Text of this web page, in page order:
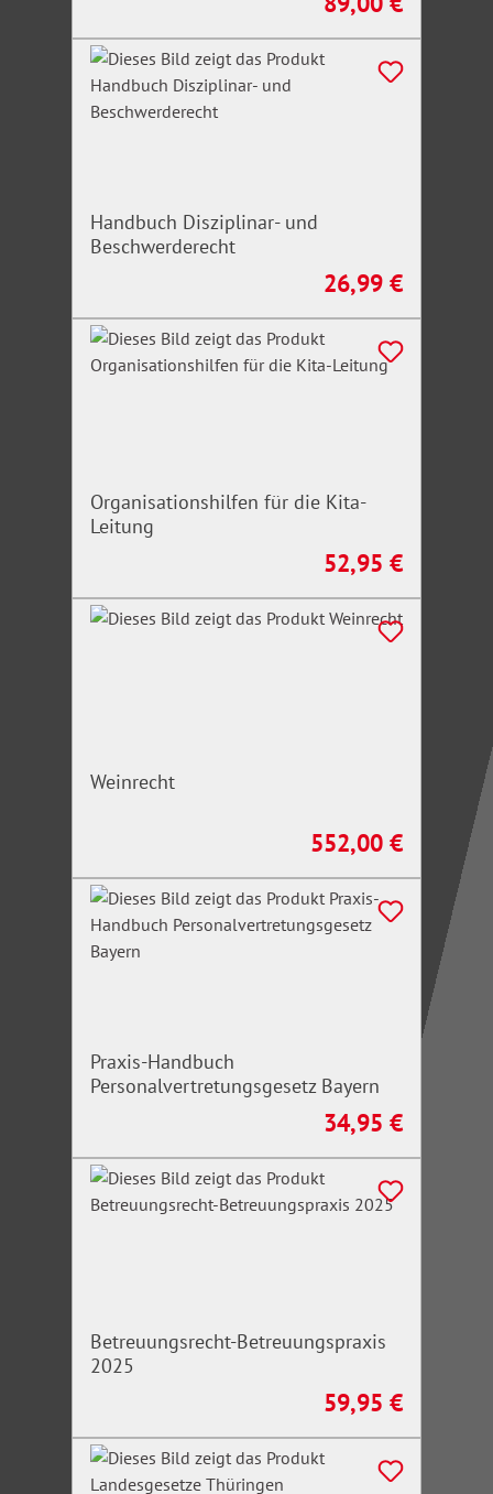
Handbuch Disziplinar- und
Beschwerderecht
Regulärer Preis:
26,99 €
Organisationshilfen für die Kita-
Leitung
Regulärer Preis:
52,95 €
Weinrecht
Regulärer Preis:
552,00 €
Praxis-Handbuch
Personalvertretungsgesetz Bayern
Regulärer Preis:
34,95 €
Betreuungsrecht-Betreuungspraxis
2025
Regulärer Preis:
59,95 €